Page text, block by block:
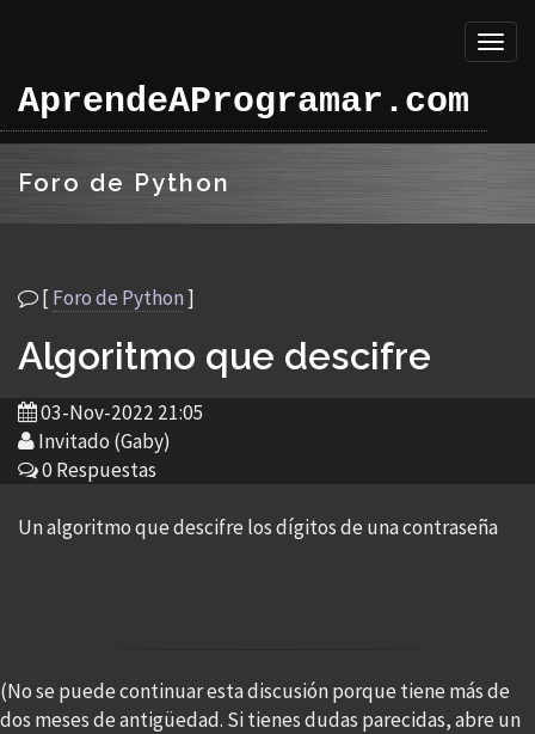
AprendeAProgramar.com
Foro de Python
[Foro de Python]
Algoritmo que descifre
03-Nov-2022 21:05
Invitado (Gaby)
0 Respuestas
Un algoritmo que descifre los dígitos de una contraseña
(No se puede continuar esta discusión porque tiene más de
dos meses de antigüedad. Si tienes dudas parecidas, abre un